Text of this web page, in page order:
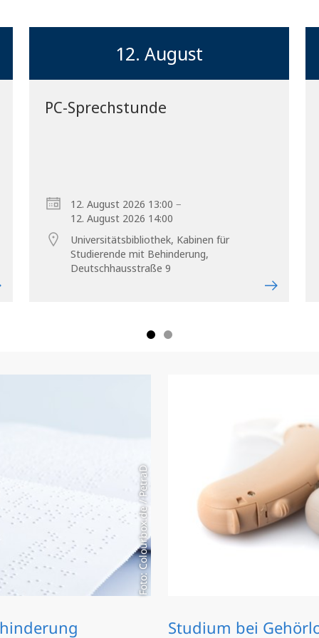
12. August
PC-Sprechstunde
12. August 2026 13:00 –
12. August 2026 14:00
Universitätsbibliothek, Kabinen für
Studierende mit Behinderung,
Deutschhausstraße 9
Foto: Colourbox.de / PetraD
Studium bei